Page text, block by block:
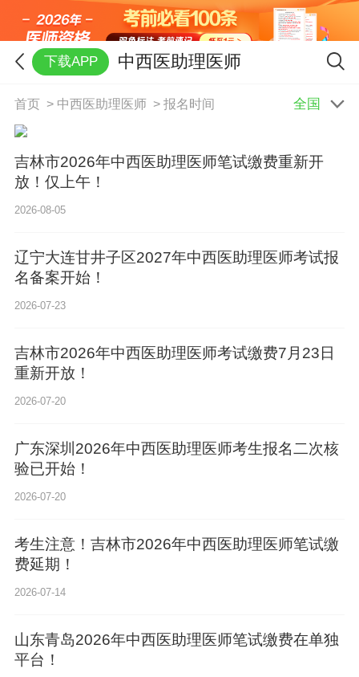
下载APP 中西医助理医师
首页>中西医助理医师 >报名时间
吉林市2026年中西医助理医师笔试缴费重新开
放！仅上午！
2026-08-05
名备案开始！
2026-07-23
重新开放！
2026-07-20
验已开始！
2026-07-20
费延期！
2026-07-14
平台！
2026-07-14